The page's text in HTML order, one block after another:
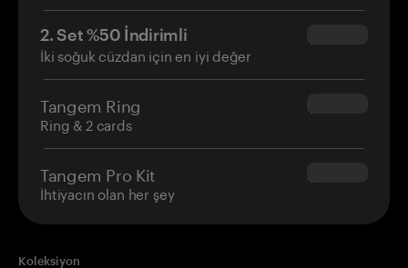
2. Set %50 İndirimli
İki soğuk cüzdan için en iyi değer
$34.95
Tangem Ring
Ring & 2 cards
$160.00
Tangem Pro Kit
İhtiyacın olan her şey
$180.00
Koleksiyon